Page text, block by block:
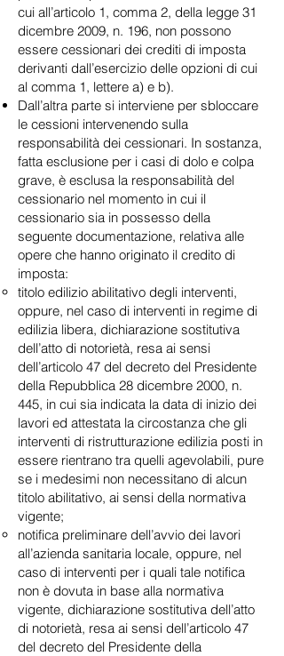
cui all’articolo 1, comma 2, della legge 31
dicembre 2009, n. 196, non possono
essere cessionari dei crediti di imposta
derivanti dall’esercizio delle opzioni di cui
al comma 1, lettere a) e b).
Dall’altra parte si interviene per sbloccare
le cessioni intervenendo sulla
responsabilità dei cessionari. In sostanza,
fatta esclusione per i casi di dolo e colpa
grave, è esclusa la responsabilità del
cessionario nel momento in cui il
cessionario sia in possesso della
seguente documentazione, relativa alle
opere che hanno originato il credito di
imposta:
titolo edilizio abilitativo degli interventi,
oppure, nel caso di interventi in regime di
edilizia libera, dichiarazione sostitutiva
dell’atto di notorietà, resa ai sensi
dell’articolo 47 del decreto del Presidente
della Repubblica 28 dicembre 2000, n.
445, in cui sia indicata la data di inizio dei
lavori ed attestata la circostanza che gli
interventi di ristrutturazione edilizia posti in
essere rientrano tra quelli agevolabili, pure
se i medesimi non necessitano di alcun
titolo abilitativo, ai sensi della normativa
vigente;
notifica preliminare dell’avvio dei lavori
all’azienda sanitaria locale, oppure, nel
caso di interventi per i quali tale notifica
non è dovuta in base alla normativa
vigente, dichiarazione sostitutiva dell’atto
di notorietà, resa ai sensi dell’articolo 47
del decreto del Presidente della